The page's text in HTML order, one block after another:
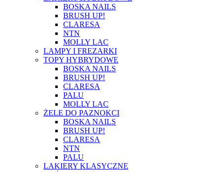
BOSKA NAILS
BRUSH UP!
CLARESA
NTN
MOLLY LAC
LAMPY I FREZARKI
TOPY HYBRYDOWE
BOSKA NAILS
BRUSH UP!
CLARESA
PALU
MOLLY LAC
ŻELE DO PAZNOKCI
BOSKA NAILS
BRUSH UP!
CLARESA
NTN
PALU
LAKIERY KLASYCZNE